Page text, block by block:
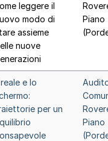
leggere il
modo di
assieme
nuove
Piano
e lo
per un
Piano